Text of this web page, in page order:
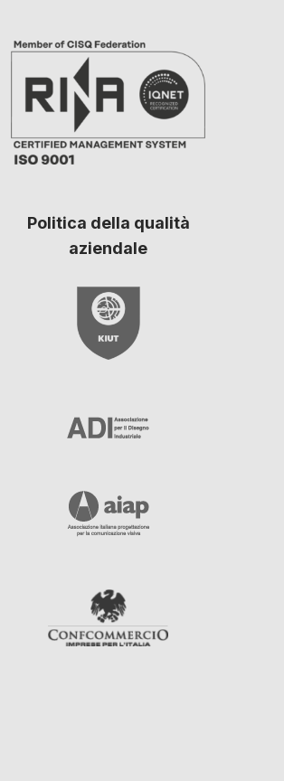
Politica della qualità
aziendale